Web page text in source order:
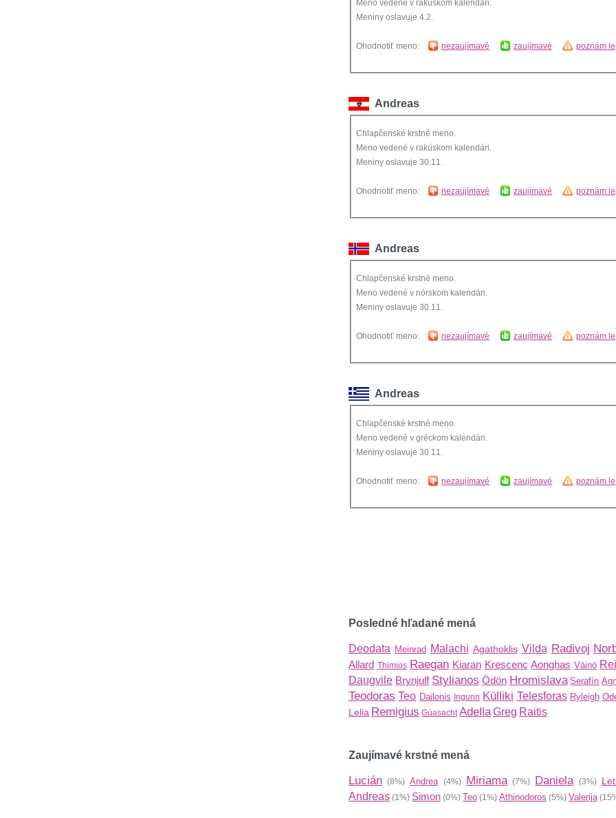
Meno vedené v rakúskom kalendári.
Meniny oslavuje 4.2.
Ohodnotiť meno: nezaujímavé zaujímavé poznám
Andreas
Chlapčenské krstné meno.
Meno vedené v rakúskom kalendári.
Meniny oslavuje 30.11.
Ohodnotiť meno: nezaujímavé zaujímavé poznám
Andreas
Chlapčenské krstné meno.
Meno vedené v nórskom kalendári.
Meniny oslavuje 30.11.
Ohodnotiť meno: nezaujímavé zaujímavé poznám
Andreas
Chlapčenské krstné meno.
Meno vedené v gréckom kalendári.
Meniny oslavuje 30.11.
Ohodnotiť meno: nezaujímavé zaujímavé poznám
Posledné hľadané mená
Deodata Meinrad Malachi Agathoklis Vilda Radivoj
Allard Thimios Raegan Kiaran Krescenc Aonghas Väinö
Daugvile Brynjulf Stylianos Ödön Hromislava Serafín
Teodoras Teo Dailonis Ingunn Külliki Telesforas Ryleigh
Lelia Remigius Gúasacht AdellaGreg Raitis
Zaujímavé krstné mená
Lucián (8%)Andrea(4%) Miriama(7%) Daniela(3%)
Andreas (1%) Simon (0%) Teo (1%) Athinodoros (5%) Valerija